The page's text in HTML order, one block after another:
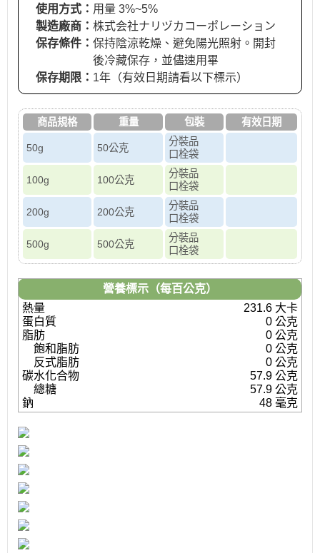
使用方式： 用量 3%~5%
製造廠商： 株式会社ナリヅカコーポレーション
保存條件： 保持陰涼乾燥、避免陽光照射。開封
後冷藏保存，並儘速用畢
保存期限： 1年（有效日期請看以下標示）
商品規格 重量 包裝 有效日期
50g 50公克
分裝品
口栓袋
100g 100公克
分裝品
口栓袋
200g 200公克
分裝品
口栓袋
500g 500公克
分裝品
口栓袋
營養標示（每百公克）
熱量
231.6 大卡
蛋白質
0 公克
脂肪
0 公克
飽和脂肪
0 公克
反式脂肪
0 公克
碳水化合物
57.9 公克
總糖
57.9 公克
鈉
48 毫克